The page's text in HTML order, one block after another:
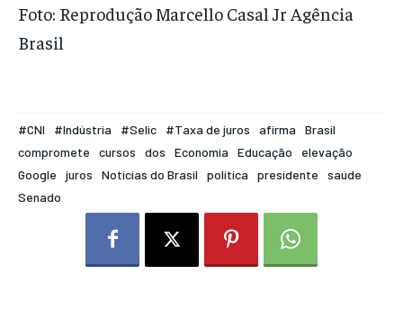
Foto: Reprodução Marcello Casal Jr Agência
Brasil
#CNI #Indústria #Selic #Taxa de juros afirma
Brasil
compromete
cursos dos Economia Educação
elevação
Google
juros Notícias do Brasil política presidente
saúde
Senado